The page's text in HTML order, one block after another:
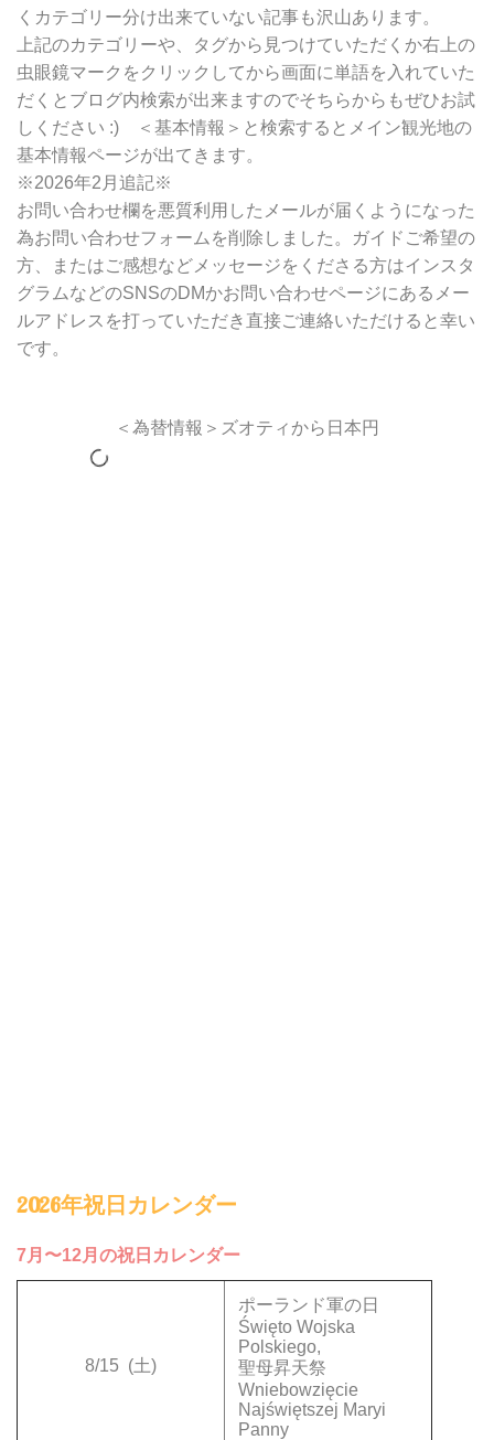
くカテゴリー分け出来ていない記事も沢山あります。
上記のカテゴリーや、タグから見つけていただくか右上の
虫眼鏡マークをクリックしてから画面に単語を入れていた
だくとブログ内検索が出来ますのでそちらからもぜひお試
しください :) ＜基本情報＞と検索するとメイン観光地の
基本情報ページが出てきます。
※2026年2月追記※
お問い合わせ欄を悪質利用したメールが届くようになった
為お問い合わせフォームを削除しました。ガイドご希望の
方、またはご感想などメッセージをくださる方はインスタ
グラムなどのSNSのDMかお問い合わせページにあるメー
ルアドレスを打っていただき直接ご連絡いただけると幸い
です。
＜為替情報＞ズオティから日本円
2026年祝日カレンダー
7月〜12月の祝日カレンダー
8/15 (土)
ポーランド軍の日
Święto Wojska
Polskiego,
聖母昇天祭
Wniebowzięcie
Najświętszej Maryi
Panny